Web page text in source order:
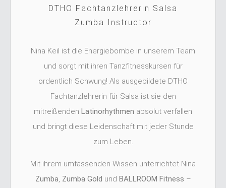
DTHO Fachtanzlehrerin Salsa
Zumba Instructor
Nina Keil ist die Energiebombe in unserem Team
und sorgt mit ihren Tanzfitnesskursen für
ordentlich Schwung! Als ausgebildete DTHO
Fachtanzlehrerin für Salsa ist sie den
mitreißenden Latinorhythmen absolut verfallen
und bringt diese Leidenschaft mit jeder Stunde
zum Leben.
Mit ihrem umfassenden Wissen unterrichtet Nina
Zumba, Zumba Gold und BALLROOM Fitness –